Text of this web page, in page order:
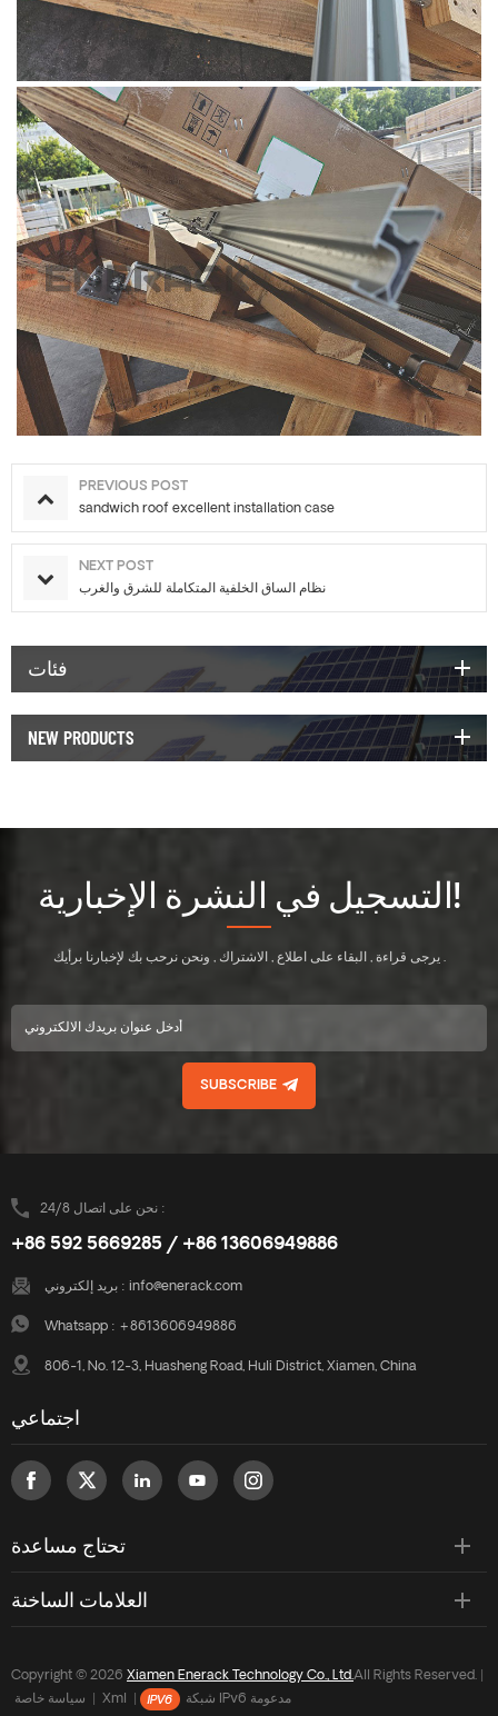
PREVIOUS POST
sandwich roof excellent installation case
NEXT POST
نظام الساق الخلفية المتكاملة للشرق والغرب
فئات
NEW PRODUCTS
التسجيل في النشرة الإخبارية!
يرجى قراءة , البقاء على اطلاع , الاشتراك , ونحن نرحب بك لإخبارنا برأيك .
SUBSCRIBE
نحن على اتصال 24/8 :
+86 592 5669285 / +86 13606949886
بريد إلكتروني : info@enerack.com
Whatsapp : +8613606949886
806-1, No. 12-3, Huasheng Road, Huli District, Xiamen, China
اجتماعي
تحتاج مساعدة
العلامات الساخنة
Copyright © 2026 Xiamen Enerack Technology Co., Ltd.All Rights Reserved. |
سياسة خاصة
Xml شبكة IPv6 مدعومة